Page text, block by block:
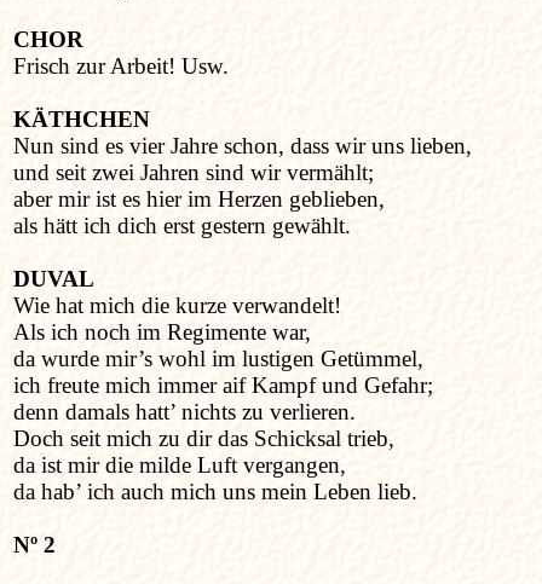
CHOR
Frisch zur Arbeit! Usw.
KÄTHCHEN
Nun sind es vier Jahre schon, dass wir uns lieben,
und seit zwei Jahren sind wir vermählt;
aber mir ist es hier im Herzen geblieben,
als hätt ich dich erst gestern gewählt.
DUVAL
Wie hat mich die kurze verwandelt!
Als ich noch im Regimente war,
da wurde mir’s wohl im lustigen Getümmel,
ich freute mich immer aif Kampf und Gefahr;
denn damals hatt’ nichts zu verlieren.
Doch seit mich zu dir das Schicksal trieb,
da ist mir die milde Luft vergangen,
da hab’ ich auch mich uns mein Leben lieb.
Nº 2